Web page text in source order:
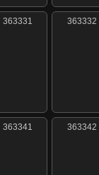
363331 363332
363341 363342